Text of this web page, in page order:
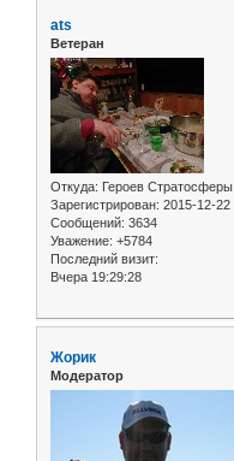
ats
Ветеран
Откуда: Героев Стратосферы
Зарегистрирован: 2015-12-22
Сообщений: 3634
Уважение: +5784
Последний визит:
Вчера 19:29:28
Жорик
Модератор